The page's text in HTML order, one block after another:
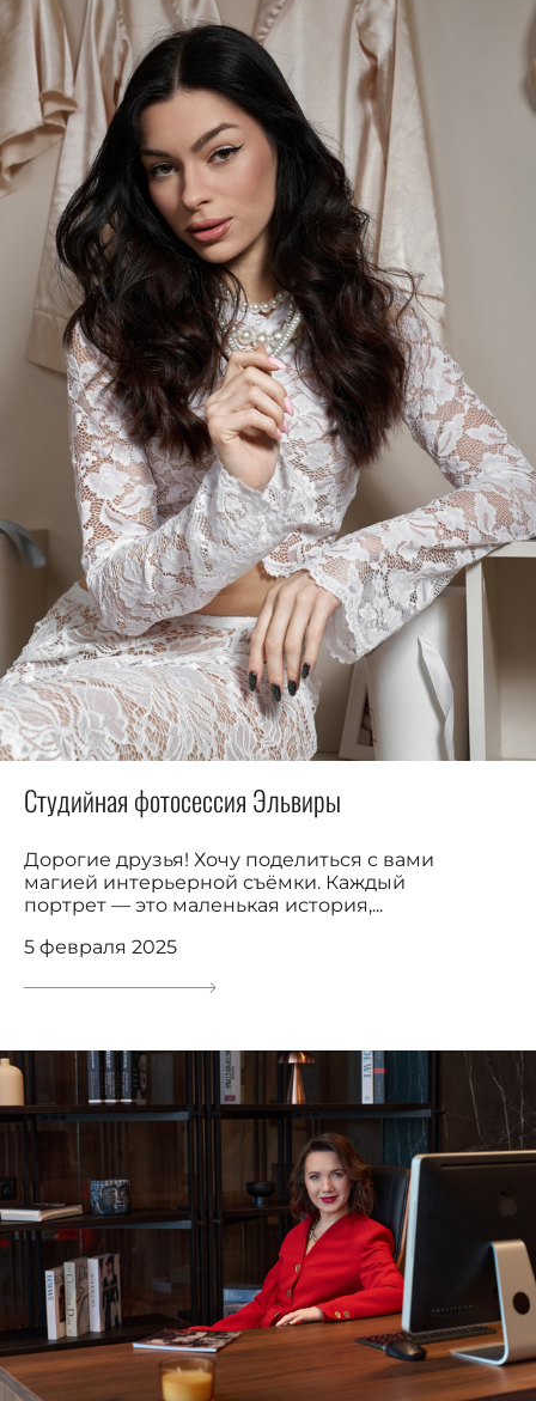
Студийная фотосессия Эльвиры
Дорогие друзья! Хочу поделиться с вами
магией интерьерной съёмки. Каждый
портрет — это маленькая история,...
5 февраля 2025